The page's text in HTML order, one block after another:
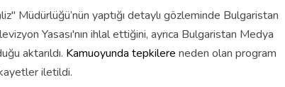
Müdürlüğü’nün yaptığı detaylı gözleminde Bulgaristan
Yasası'nın ihlal ettiğini, ayrıca Bulgaristan Medya
aktarıldı. Kamuoyunda tepkilere neden olan program
iletildi.